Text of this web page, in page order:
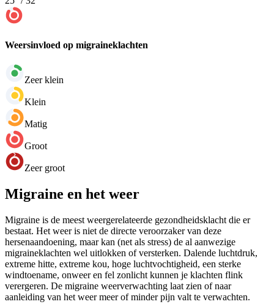
Weersinvloed op migraineklachten
Zeer klein
Klein
Matig
Groot
Zeer groot
Migraine en het weer
Migraine is de meest weergerelateerde gezondheidsklacht die er
bestaat. Het weer is niet de directe veroorzaker van deze
hersenaandoening, maar kan (net als stress) de al aanwezige
migraineklachten wel uitlokken of versterken. Dalende luchtdruk,
extreme hitte, extreme kou, hoge luchtvochtigheid, een sterke
windtoename, onweer en fel zonlicht kunnen je klachten flink
verergeren. De migraine weerverwachting laat zien of naar
aanleiding van het weer meer of minder pijn valt te verwachten.